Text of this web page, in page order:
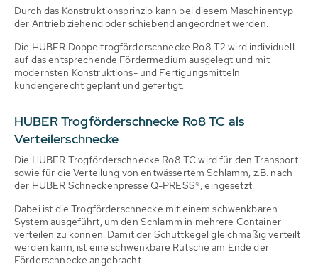
Durch das Konstruktionsprinzip kann bei diesem Maschinentyp
der Antrieb ziehend oder schiebend angeordnet werden.
Die HUBER Doppeltrogförderschnecke Ro8 T2 wird individuell
auf das entsprechende Fördermedium ausgelegt und mit
modernsten Konstruktions- und Fertigungsmitteln
kundengerecht geplant und gefertigt.
HUBER Trogförderschnecke Ro8 TC als
Verteilerschnecke
Die HUBER Trogförderschnecke Ro8 TC wird für den Transport
sowie für die Verteilung von entwässertem Schlamm, z.B. nach
der HUBER Schneckenpresse Q-PRESS®, eingesetzt.
Dabei ist die Trogförderschnecke mit einem schwenkbaren
System ausgeführt, um den Schlamm in mehrere Container
verteilen zu können. Damit der Schüttkegel gleichmäßig verteilt
werden kann, ist eine schwenkbare Rutsche am Ende der
Förderschnecke angebracht.